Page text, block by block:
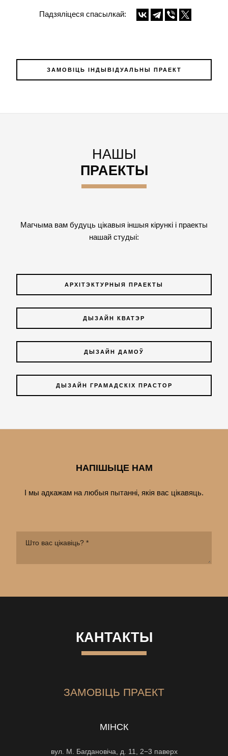
Падзяліцеся спасылкай:
ЗАМОВІЦЬ ІНДЫВІДУАЛЬНЫ ПРАЕКТ
НАШЫ
ПРАЕКТЫ
Магчыма вам будуць цікавыя іншыя кірункі і праекты
нашай студыі:
АРХІТЭКТУРНЫЯ ПРАЕКТЫ
ДЫЗАЙН КВАТЭР
ДЫЗАЙН ДАМОЎ
ДЫЗАЙН ГРАМАДСКІХ ПРАСТОР
НАПІШЫЦЕ НАМ
І мы адкажам на любыя пытанні, якія вас цiкавяць.
КАНТАКТЫ
ЗАМОВІЦЬ ПРАЕКТ
МІНСК
вул. М. Багдановіча, д. 11, 2−3 паверх